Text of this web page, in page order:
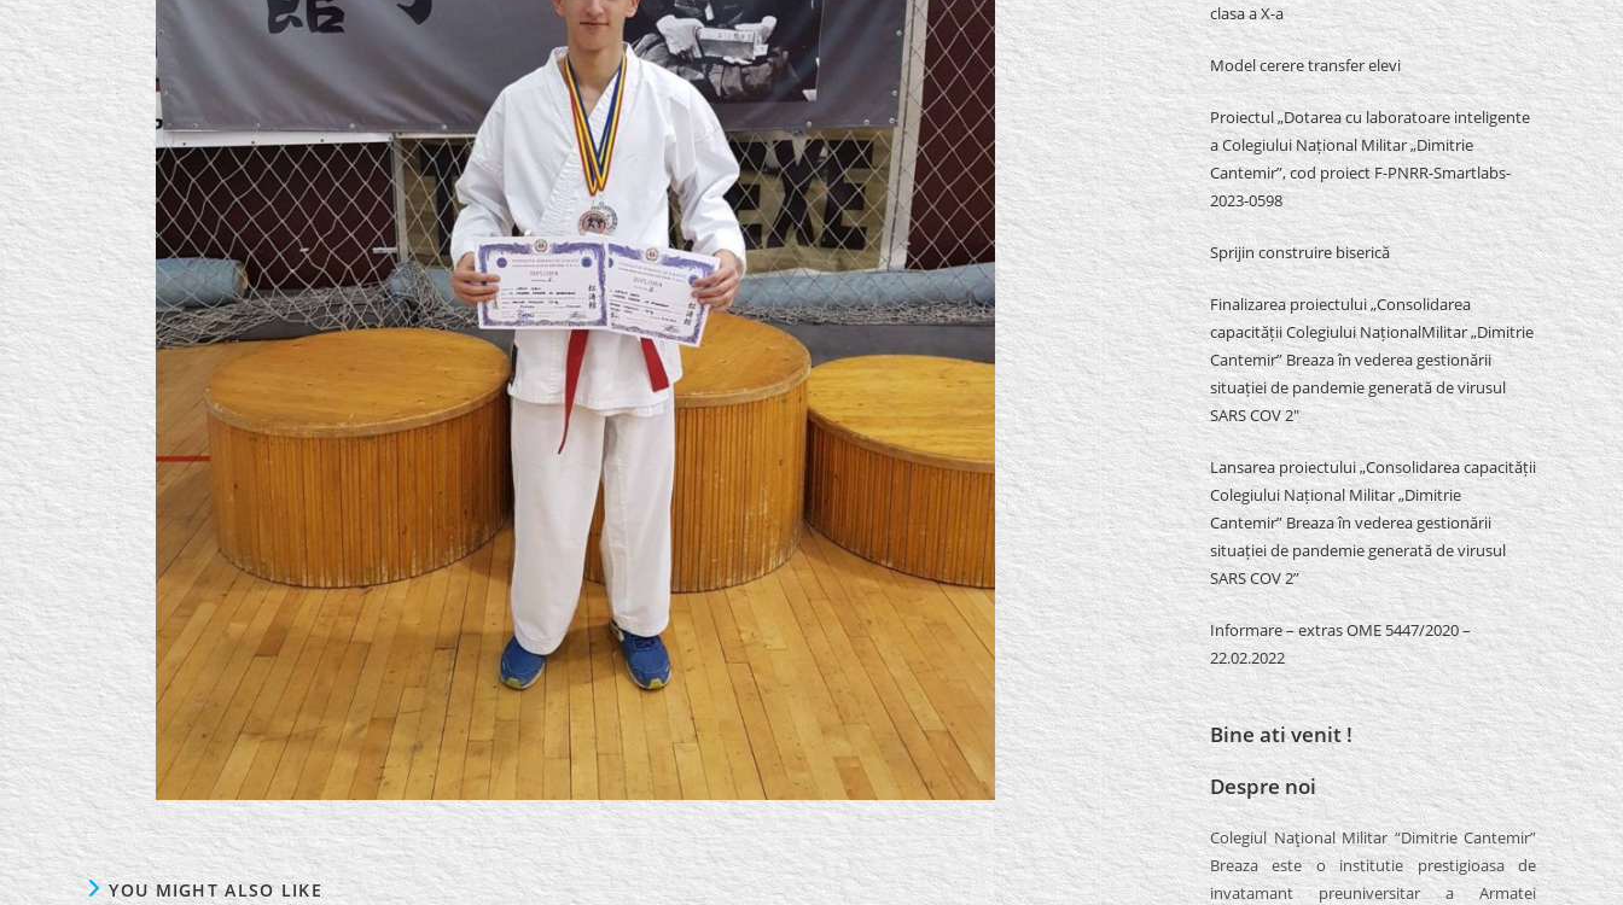
YOU MIGHT ALSO LIKE
clasa a X-a
Model cerere transfer elevi
Proiectul „Dotarea cu laboratoare inteligente
a Colegiului Național Militar „Dimitrie
Cantemir”, cod proiect F-PNRR-Smartlabs-
2023-0598
Sprijin construire biserică
Finalizarea proiectului „Consolidarea
capacității Colegiului NaționalMilitar „Dimitrie
Cantemir” Breaza în vederea gestionării
situației de pandemie generată de virusul
SARS COV 2″
Lansarea proiectului „Consolidarea capacității
Colegiului Național Militar „Dimitrie
Cantemir” Breaza în vederea gestionării
situației de pandemie generată de virusul
SARS COV 2”
Informare – extras OME 5447/2020 –
22.02.2022
Bine ati venit !
Despre noi
Colegiul Naţional Militar “Dimitrie Cantemir”
Breaza este o institutie prestigioasa de
invatamant preuniversitar a Armatei